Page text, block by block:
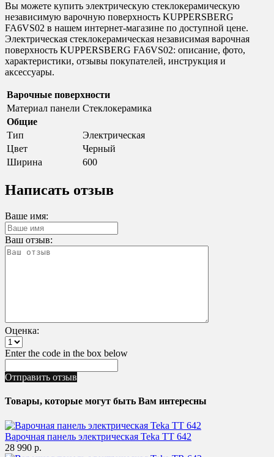
Вы можете купить электрическую стеклокерамическую
независимую варочную поверхность KUPPERSBERG
FA6VS02 в нашем интернет-магазине по доступной цене.
Электрическая стеклокерамическая независимая варочная
поверхность KUPPERSBERG FA6VS02: описание, фото,
характеристики, отзывы покупателей, инструкция и
аксессуары.
Варочные поверхности
Материал панели Стеклокерамика
Общие
Тип
Электрическая
Цвет
Черный
Ширина
600
Написать отзыв
Ваше имя:
Ваш отзыв:
Оценка:
Enter the code in the box below
Отправить отзыв
Товары, которые могут быть Вам интересны
Варочная панель электрическая Teka TT 642
28 990 р.